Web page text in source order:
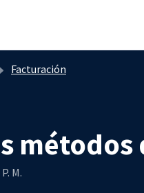
Facturación
M.